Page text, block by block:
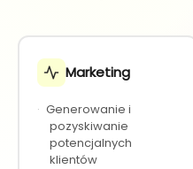
Marketing
· Generowanie i
pozyskiwanie
potencjalnych
klientów